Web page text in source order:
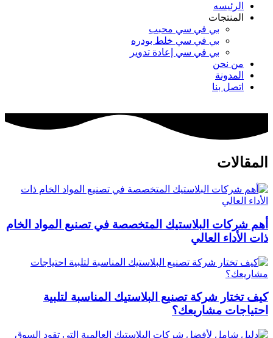
الرئيسه
المنتجات
بي في سي محبب
بي في سي خلط بودره
بي في سي إعادة تدوير
من نحن
المدونة
اتصل بنا
المقالات
أهم شركات البلاستيك المتخصصة في تصنيع المواد الخام
ذات الأداء العالي
كيف تختار شركة تصنيع البلاستيك المناسبة لتلبية
احتياجات مشاريعك؟